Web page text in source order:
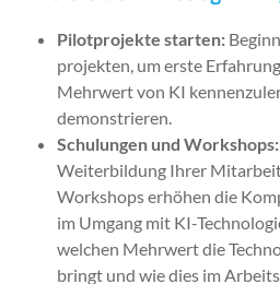
Pilot­pro­jek­te starten:
pro­jek­ten, um erste
Mehrw­ert von KI
demon­stri­eren.
Schu­lun­gen und Work­shops:
Weit­er­bil­dung Ihrer
Work­shops erhöhen die
im Umgang mit KI-
welchen Mehrw­ert die
bringt und wie dies im